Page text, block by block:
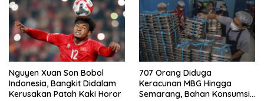
Nguyen Xuan Son Bobol
Indonesia, Bangkit Didalam
Kerusakan Patah Kaki Horor
707 Orang Diduga
Keracunan MBG Hingga
Semarang, Bahan Konsumsi